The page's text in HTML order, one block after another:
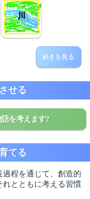
川
続きを見る
せる
を考えます?
てる
程を通じて、創造的
とともに考える習慣